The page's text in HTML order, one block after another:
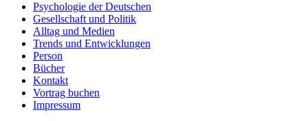
Psychologie der Deutschen
Gesellschaft und Politik
Alltag und Medien
Trends und Entwicklungen
Person
Bücher
Kontakt
Vortrag buchen
Impressum